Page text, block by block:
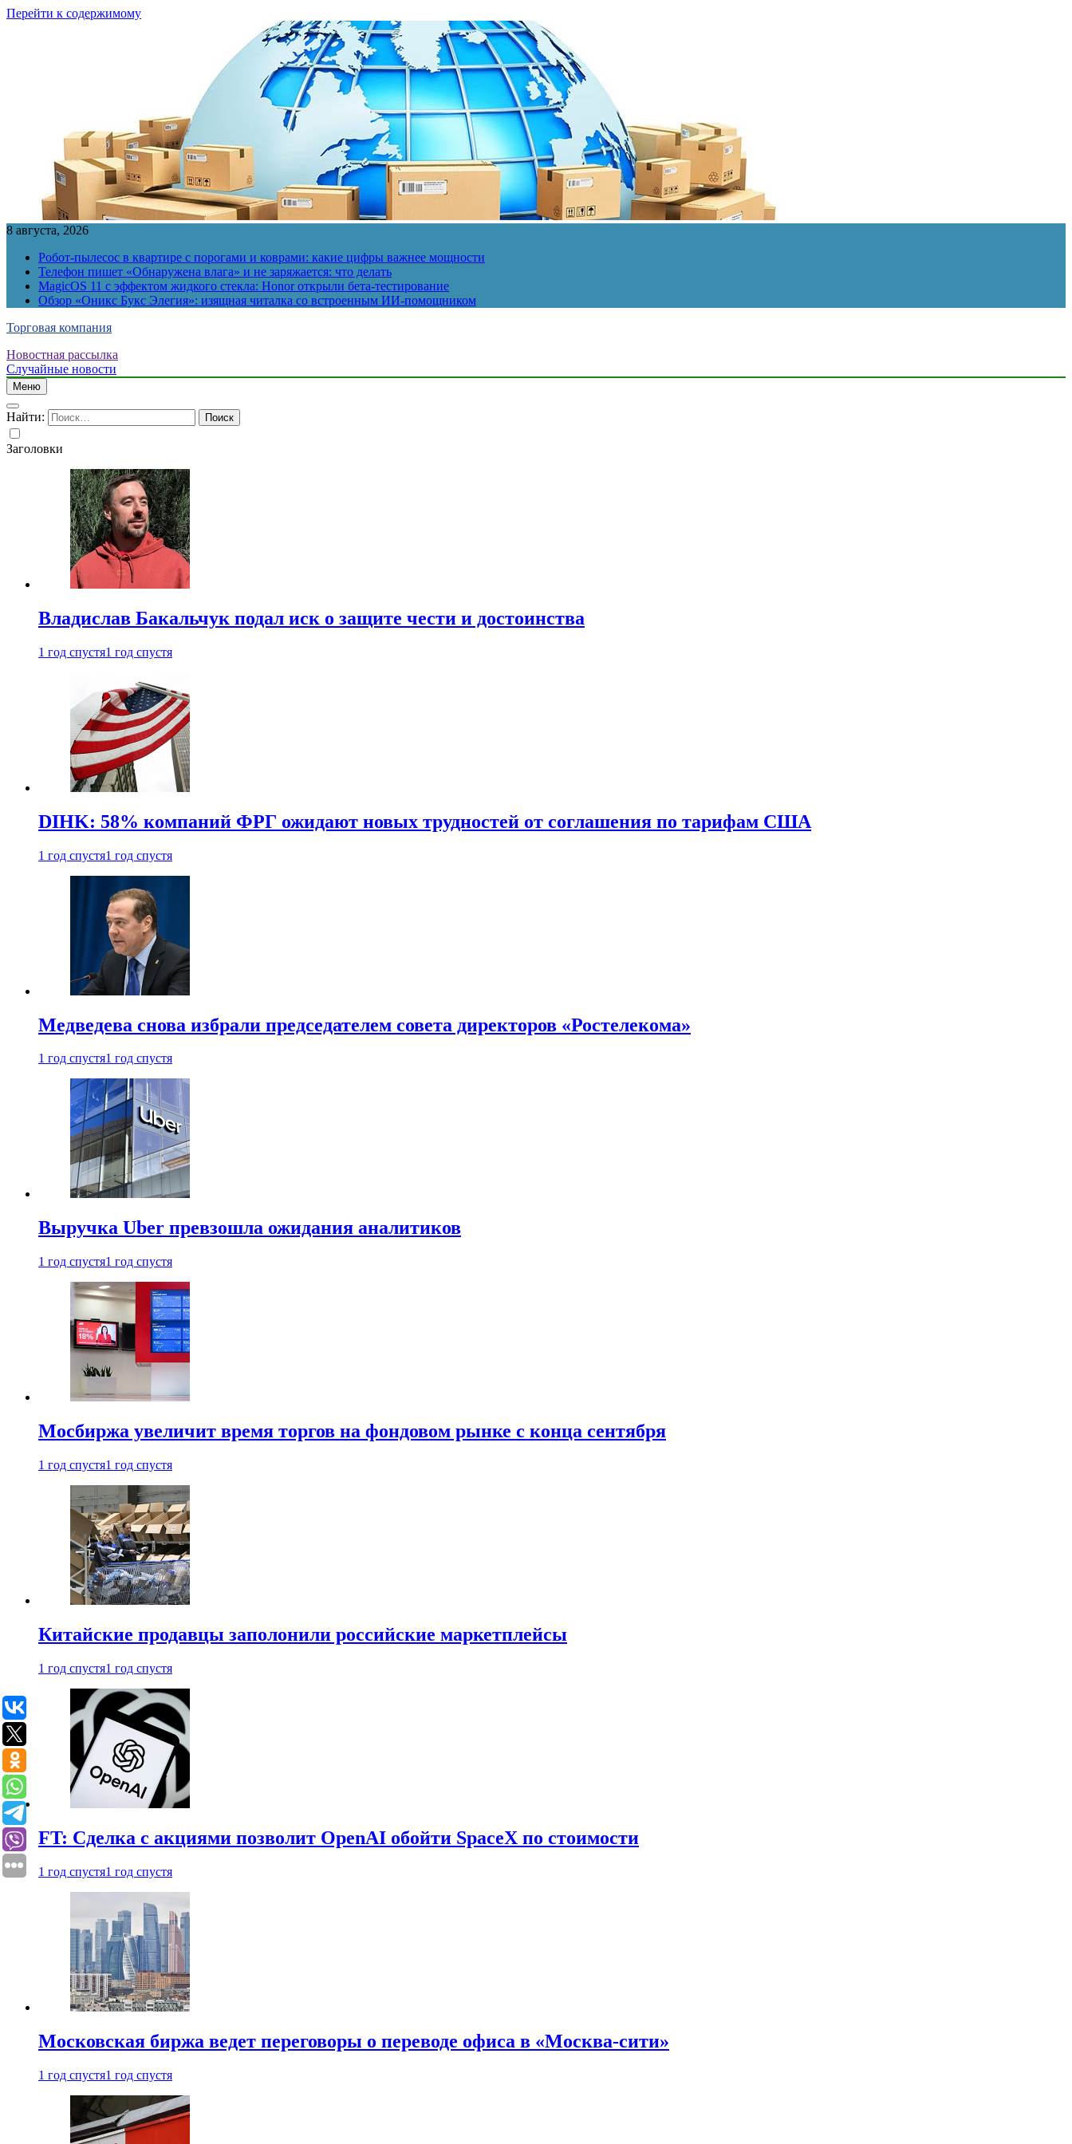
Перейти к содержимому
8 августа, 2026
Робот-пылесос в квартире с порогами и коврами: какие цифры важнее мощности
Телефон пишет «Обнаружена влага» и не заряжается: что делать
MagicOS 11 с эффектом жидкого стекла: Honor открыли бета-тестирование
Обзор «Оникс Букс Элегия»: изящная читалка со встроенным ИИ-помощником
Торговая компания
Новостная рассылка
Случайные новости
Меню
Найти:
Заголовки
Владислав Бакальчук подал иск о защите чести и достоинства
1 год спустя1 год спустя
DIHK: 58% компаний ФРГ ожидают новых трудностей от соглашения по тарифам США
1 год спустя1 год спустя
Медведева снова избрали председателем совета директоров «Ростелекома»
1 год спустя1 год спустя
Выручка Uber превзошла ожидания аналитиков
1 год спустя1 год спустя
Мосбиржа увеличит время торгов на фондовом рынке с конца сентября
1 год спустя1 год спустя
Китайские продавцы заполонили российские маркетплейсы
1 год спустя1 год спустя
FT: Сделка с акциями позволит OpenAI обойти SpaceX по стоимости
1 год спустя1 год спустя
Московская биржа ведет переговоры о переводе офиса в «Москва-сити»
1 год спустя1 год спустя